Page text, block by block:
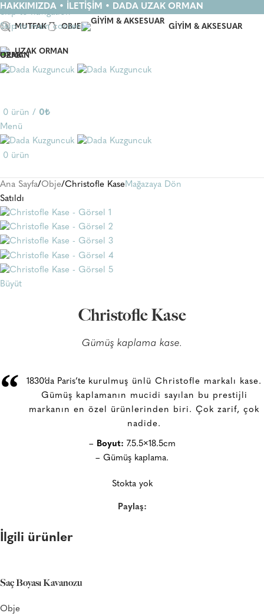
Skip to navigation
Skip to main content
HAKKIMIZDA • İLETİŞİM • DADA UZAK ORMAN
MUTFAK OBJE GIYIM & AKSESUAR
UZAK ORMAN
0 ürün / 0₺
Menü
0 ürün
Ana Sayfa Obje Christofle KaseMağazaya Dön
Satıldı
Büyüt
Christofle Kase
Gümüş kaplama kase.
“ 1830’da Paris’te kurulmuş ünlü Christofle markalı kase.
Gümüş kaplamanın mucidi sayılan bu prestijli
markanın en özel ürünlerinden biri. Çok zarif, çok
nadide.
– Boyut: 7.5.5×18.5cm
– Gümüş kaplama.
Stokta yok
Paylaş:
İlgili ürünler
Saç Boyası Kavanozu
Obje